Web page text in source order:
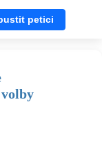
petici